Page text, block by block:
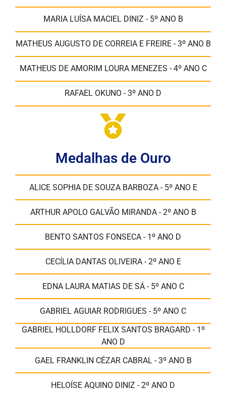
MARIA LUÍSA MACIEL DINIZ - 5º ANO B
MATHEUS AUGUSTO DE CORREIA E FREIRE - 3º ANO B
MATHEUS DE AMORIM LOURA MENEZES - 4º ANO C
RAFAEL OKUNO - 3º ANO D
Medalhas de Ouro
ALICE SOPHIA DE SOUZA BARBOZA - 5º ANO E
ARTHUR APOLO GALVÃO MIRANDA - 2º ANO B
BENTO SANTOS FONSECA - 1º ANO D
CECÍLIA DANTAS OLIVEIRA - 2º ANO E
EDNA LAURA MATIAS DE SÁ - 5º ANO C
GABRIEL AGUIAR RODRIGUES - 5º ANO C
GABRIEL HOLLDORF FELIX SANTOS BRAGARD - 1º
ANO D
GAEL FRANKLIN CÉZAR CABRAL - 3º ANO B
HELOÍSE AQUINO DINIZ - 2º ANO D